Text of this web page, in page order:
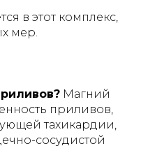
в этот комплекс,
мер.
Магний
приливов,
тахикардии,
сосудистой